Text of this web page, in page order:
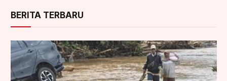
BERITA TERBARU